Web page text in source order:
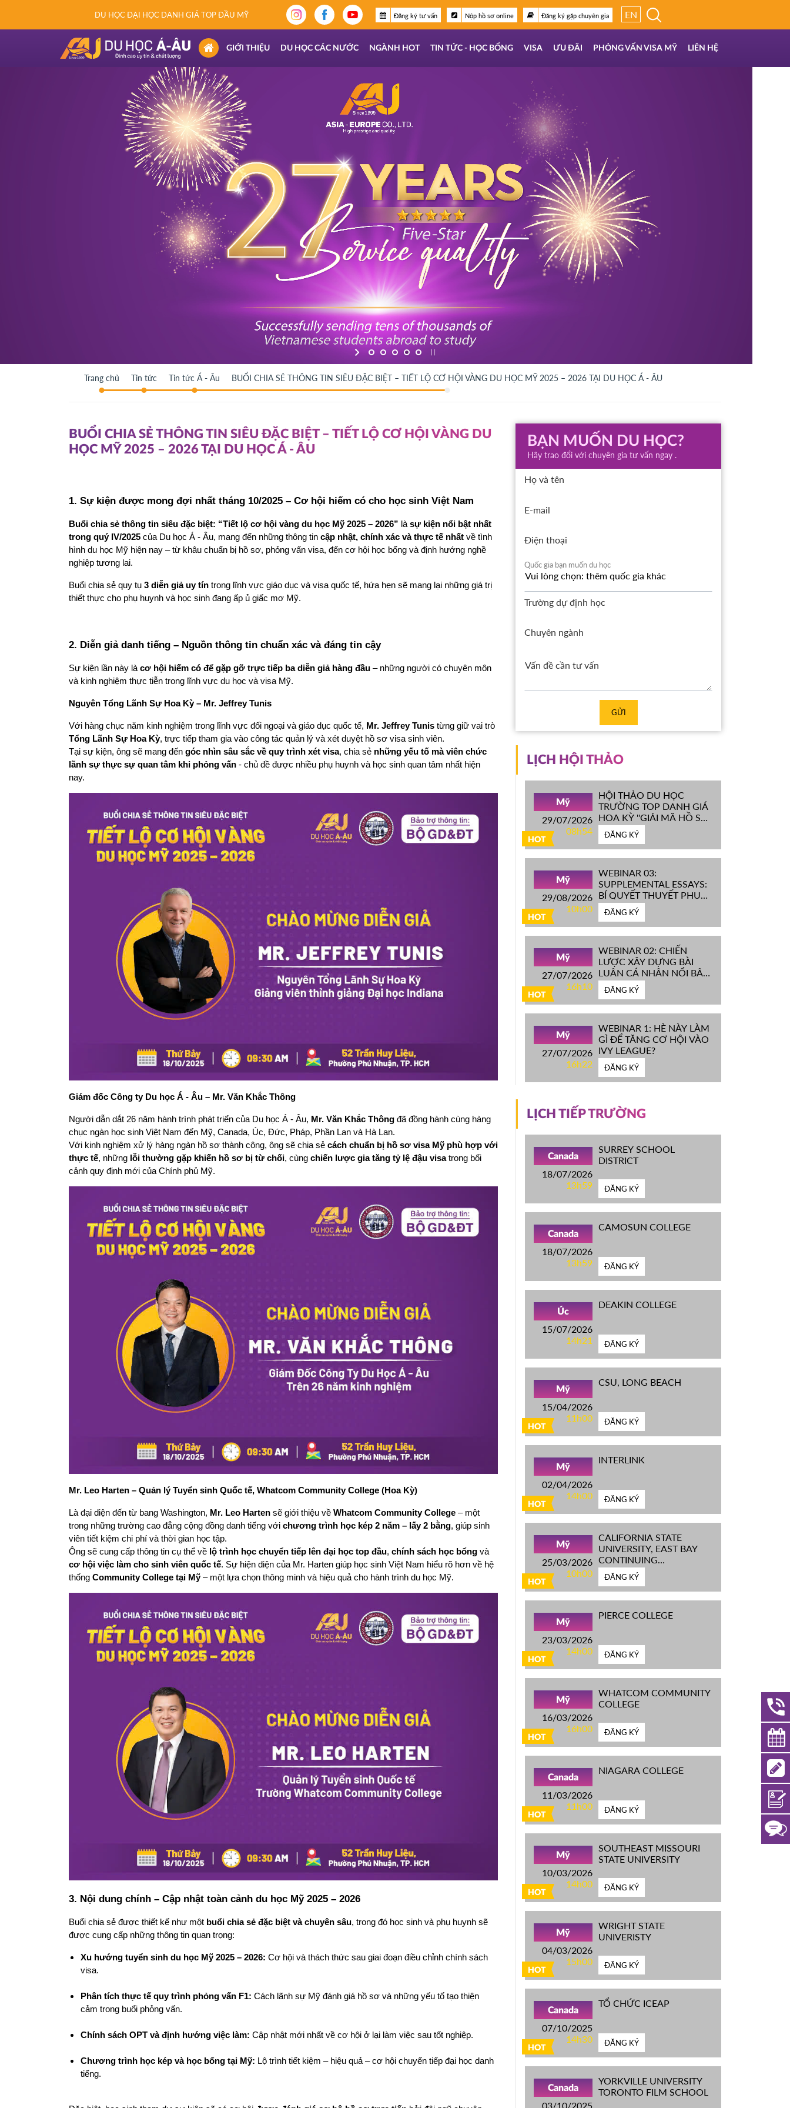
DU HỌC ĐẠI HỌC DANH GIÁ TOP ĐẦU MỸ Đăng ký tư vấn Nộp hồ sơ online Đăng ký gặp chuyên gia EN
(CURRENT)
GIỚI THIỆU DU HỌC CÁC NƯỚC NGÀNH HOT TIN TỨC - HỌC BỔNG VISA ƯU ĐÃI PHỎNG VẤN VISA MỸ LIÊN HỆ
Trang chủ Tin tức Tin tức Á - Âu BUỔI CHIA SẺ THÔNG TIN SIÊU ĐẶC BIỆT – TIẾT LỘ CƠ HỘI VÀNG DU HỌC MỸ 2025 – 2026 TẠI DU HỌC Á - ÂU
BUỔI CHIA SẺ THÔNG TIN SIÊU ĐẶC BIỆT – TIẾT LỘ CƠ HỘI VÀNG DU
HỌC MỸ 2025 – 2026 TẠI DU HỌC Á - ÂU
1. Sự kiện được mong đợi nhất tháng 10/2025 – Cơ hội hiếm có cho học sinh Việt Nam
Buổi chia sẻ thông tin siêu đặc biệt: “Tiết lộ cơ hội vàng du học Mỹ 2025 – 2026” là sự kiện nổi bật nhất
trong quý IV/2025 của Du học Á - Âu, mang đến những thông tin cập nhật, chính xác và thực tế nhất về tình
hình du học Mỹ hiện nay – từ khâu chuẩn bị hồ sơ, phỏng vấn visa, đến cơ hội học bổng và định hướng nghề
nghiệp tương lai.
Buổi chia sẻ quy tụ 3 diễn giả uy tín trong lĩnh vực giáo dục và visa quốc tế, hứa hẹn sẽ mang lại những giá trị
thiết thực cho phụ huynh và học sinh đang ấp ủ giấc mơ Mỹ.
2. Diễn giả danh tiếng – Nguồn thông tin chuẩn xác và đáng tin cậy
Sự kiện lần này là cơ hội hiếm có để gặp gỡ trực tiếp ba diễn giả hàng đầu – những người có chuyên môn
và kinh nghiệm thực tiễn trong lĩnh vực du học và visa Mỹ.
Nguyên Tổng Lãnh Sự Hoa Kỳ – Mr. Jeffrey Tunis
Với hàng chục năm kinh nghiệm trong lĩnh vực đối ngoại và giáo dục quốc tế, Mr. Jeffrey Tunis
Tổng Lãnh Sự Hoa Kỳ, trực tiếp tham gia vào công tác quản lý và xét duyệt hồ sơ visa sinh viên.
Tại sự kiện, ông sẽ mang đến góc nhìn sâu sắc về quy trình xét visa, chia sẻ những yếu tố mà viên chức
lãnh sự thực sự quan tâm khi phỏng vấn - chủ đề được nhiều phụ huynh và học sinh quan tâm nhất hiện
nay.
Giám đốc Công ty Du học Á - Âu – Mr. Văn Khắc Thông
Người dẫn dắt 26 năm hành trình phát triển của Du học Á - Âu, Mr. Văn Khắc Thông đã đồng hành cùng hàng
chục ngàn học sinh Việt Nam đến Mỹ, Canada, Úc, Đức, Pháp, Phần Lan và Hà Lan.
Với kinh nghiệm xử lý hàng ngàn hồ sơ thành công, ông sẽ chia sẻ cách chuẩn bị hồ sơ visa Mỹ phù hợp với
thực tế, những lỗi thường gặp khiến hồ sơ bị từ chối, cùng chiến lược gia tăng tỷ lệ đậu visa trong bối
cảnh quy định mới của Chính phủ Mỹ.
Mr. Leo Harten – Quản lý Tuyển sinh Quốc tế, Whatcom Community College (Hoa Kỳ)
Là đại diện đến từ bang Washington, Mr. Leo Harten sẽ giới thiệu về Whatcom Community College – một
trong những trường cao đẳng cộng đồng danh tiếng với chương trình học kép 2 năm – lấy 2 bằng, giúp sinh
viên tiết kiệm chi phí và thời gian học tập.
Ông sẽ cung cấp thông tin cụ thể về lộ trình học chuyển tiếp lên đại học top đầu, chính sách học bổng
cơ hội việc làm cho sinh viên quốc tế. Sự hiện diện của Mr. Harten giúp học sinh Việt Nam hiểu rõ hơn về hệ
thống Community College tại Mỹ – một lựa chọn thông minh và hiệu quả cho hành trình du học Mỹ.
3. Nội dung chính – Cập nhật toàn cảnh du học Mỹ 2025 – 2026
Buổi chia sẻ được thiết kế như một buổi chia sẻ đặc biệt và chuyên sâu, trong đó học sinh và phụ huynh sẽ
được cung cấp những thông tin quan trọng:
Xu hướng tuyển sinh du học Mỹ 2025 – 2026: Cơ hội và thách thức sau giai đoạn điều chỉnh chính sách
visa.
Phân tích thực tế quy trình phỏng vấn F1: Cách lãnh sự Mỹ đánh giá hồ sơ và những yếu tố tạo thiện
cảm trong buổi phỏng vấn.
Chính sách OPT và định hướng việc làm: Cập nhật mới nhất về cơ hội ở lại làm việc sau tốt nghiệp.
Chương trình học kép và học bổng tại Mỹ: Lộ trình tiết kiệm – hiệu quả – cơ hội chuyển tiếp đại học danh
tiếng.
BẠN MUỐN DU HỌC?
Hãy trao đổi với chuyên gia tư vấn ngay .
Họ và tên
E-mail
Điện thoại
Quốc gia bạn muốn du học
Trường dự định học
Chuyên ngành
GỬI
LỊCH HỘI THẢO
HOT
Mỹ
29/07/2026
08h54
HỘI THẢO DU HỌC
TRƯỜNG TOP DANH GIÁ
HOA KỲ ''GIẢI MÃ HỒ SƠ
IVY LEAGUE''
ĐĂNG KÝ
HOT
Mỹ
29/08/2026
10h00
WEBINAR 03:
SUPPLEMENTAL ESSAYS:
BÍ QUYẾT THUYẾT PHỤC
HỘI ĐỒNG TUYỂN SINH
ĐH TOP ĐẦU MỸ
ĐĂNG KÝ
HOT
Mỹ
27/07/2026
16h10
WEBINAR 02: CHIẾN
LƯỢC XÂY DỰNG BÀI
LUẬN CÁ NHÂN NỔI BẬT
CHINH PHỤC ĐH TOP
ĐẦU MỸ
ĐĂNG KÝ
Mỹ
27/07/2026
16h22
WEBINAR 1: HÈ NÀY LÀM
GÌ ĐỂ TĂNG CƠ HỘI VÀO
IVY LEAGUE?
ĐĂNG KÝ
LỊCH TIẾP TRƯỜNG
Canada
18/07/2026
13h59
SURREY SCHOOL
DISTRICT
ĐĂNG KÝ
Canada
18/07/2026
13h59
CAMOSUN COLLEGE
ĐĂNG KÝ
Úc
15/07/2026
14h21
DEAKIN COLLEGE
ĐĂNG KÝ
HOT
Mỹ
15/04/2026
11h00
CSU, LONG BEACH
ĐĂNG KÝ
HOT
Mỹ
02/04/2026
14h00
INTERLINK
ĐĂNG KÝ
HOT
Mỹ
25/03/2026
10h00
CALIFORNIA STATE
UNIVERSITY, EAST BAY
CONTINUING
EDUCATION
ĐĂNG KÝ
HOT
Mỹ
23/03/2026
14h00
PIERCE COLLEGE
ĐĂNG KÝ
HOT
Mỹ
16/03/2026
16h00
WHATCOM COMMUNITY
COLLEGE
ĐĂNG KÝ
HOT
Canada
11/03/2026
11h00
NIAGARA COLLEGE
ĐĂNG KÝ
HOT
Mỹ
10/03/2026
14h00
SOUTHEAST MISSOURI
STATE UNIVERSITY
ĐĂNG KÝ
HOT
Mỹ
04/03/2026
15h00
WRIGHT STATE
UNIVERISTY
ĐĂNG KÝ
HOT
Canada
07/10/2025
14h30
TỔ CHỨC ICEAP
ĐĂNG KÝ
Canada
03/10/2025
YORKVILLE UNIVERSITY
TORONTO FILM SCHOOL